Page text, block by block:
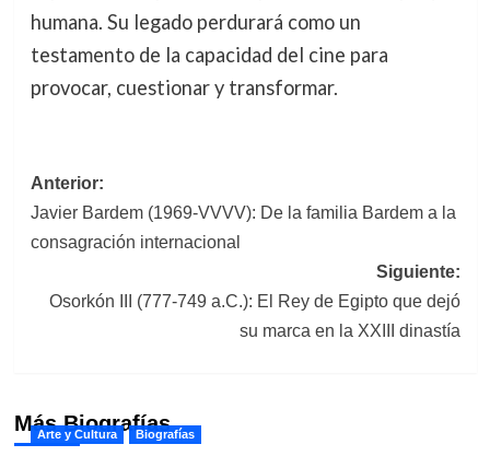
humana. Su legado perdurará como un
testamento de la capacidad del cine para
provocar, cuestionar y transformar.
Navegación
de
entradas
Anterior:
Javier Bardem (1969-VVVV): De la familia Bardem a la
consagración internacional
Siguiente:
Osorkón III (777-749 a.C.): El Rey de Egipto que dejó
su marca en la XXIII dinastía
Más Biografías
Arte y Cultura Biografías